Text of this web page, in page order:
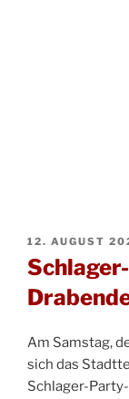
AM
12. AUGUST
Am Samstag,
sich das
Schlager-